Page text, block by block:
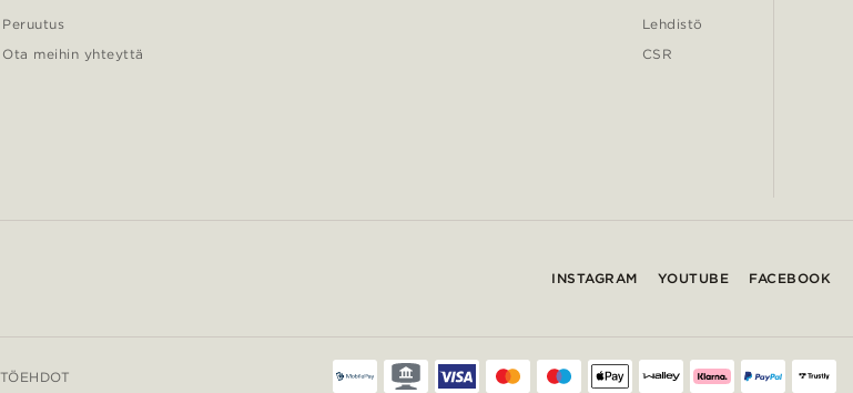
Peruutus
Ota meihin yhteyttä
Lehdistö
CSR
INSTAGRAM YOUTUBE FACEBOOK